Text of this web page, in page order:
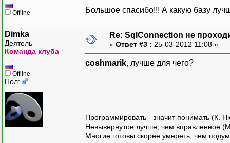
Offline Большое спасибо!!! А какую базу
Dimka
Деятель
Команда клуба
Offline
Пол:
Re: SqlConnection не
« Ответ #3 : 25-03-2012 11:08 »
coshmarik, лучше для чего?
Программировать - значит понимать (К.
Невывернутое лучше, чем вправленное
Многие готовы скорее умереть, чем